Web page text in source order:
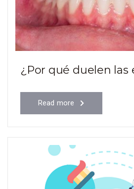
¿Por qué duelen las
Read more